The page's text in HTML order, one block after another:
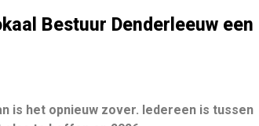
Bestuur Denderleeuw een
is het opnieuw zover. Iedereen is tussen